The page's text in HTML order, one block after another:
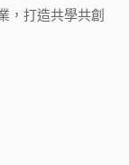
，打造共學共創